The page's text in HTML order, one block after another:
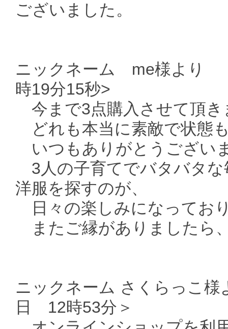
ございました。
ニックネーム me様より
時19分15秒>
今まで3点購入させて頂き
どれも本当に素敵で状態
いつもありがとうござい
3人の子育てでバタバタ
洋服を探すのが、
日々の楽しみになって
またご縁がありましたら
ニックネーム さくらっこ
日 12時53分＞